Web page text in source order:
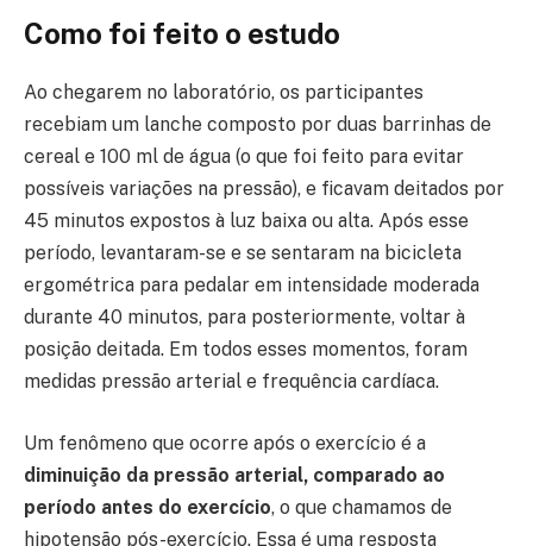
Como foi feito o estudo
Ao chegarem no laboratório, os participantes
recebiam um lanche composto por duas barrinhas de
cereal e 100 ml de água (o que foi feito para evitar
possíveis variações na pressão), e ficavam deitados por
45 minutos expostos à luz baixa ou alta. Após esse
período, levantaram-se e se sentaram na bicicleta
ergométrica para pedalar em intensidade moderada
durante 40 minutos, para posteriormente, voltar à
posição deitada. Em todos esses momentos, foram
medidas pressão arterial e frequência cardíaca.
Um fenômeno que ocorre após o exercício é a
diminuição da pressão arterial, comparado ao
período antes do exercício, o que chamamos de
hipotensão pós-exercício. Essa é uma resposta